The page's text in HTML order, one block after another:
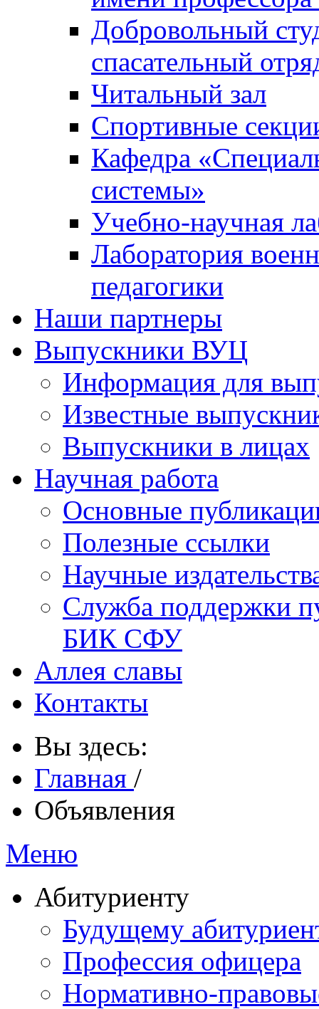
Добровольный
спасательный
Читальный зал
Спортивные
Кафедра
системы»
Учебно-научная
Лаборатория
педагогики
Наши партнеры
Выпускники ВУЦ
Информация для
Известные
Выпускники в лицах
Научная работа
Основные
Полезные ссылки
Научные
Служба поддержки
БИК СФУ
Аллея славы
Контакты
Вы здесь:
Главная /
Объявления
Меню
Абитуриенту
Будущему
Профессия офицера
Нормативно-